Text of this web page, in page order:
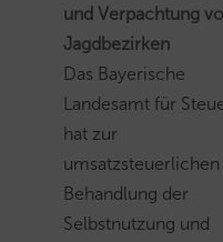
und Verpachtung
Jagdbezirken
Das Bayerische
Landesamt für
hat zur
umsatzsteuerlichen
Behandlung der
Selbstnutzung und